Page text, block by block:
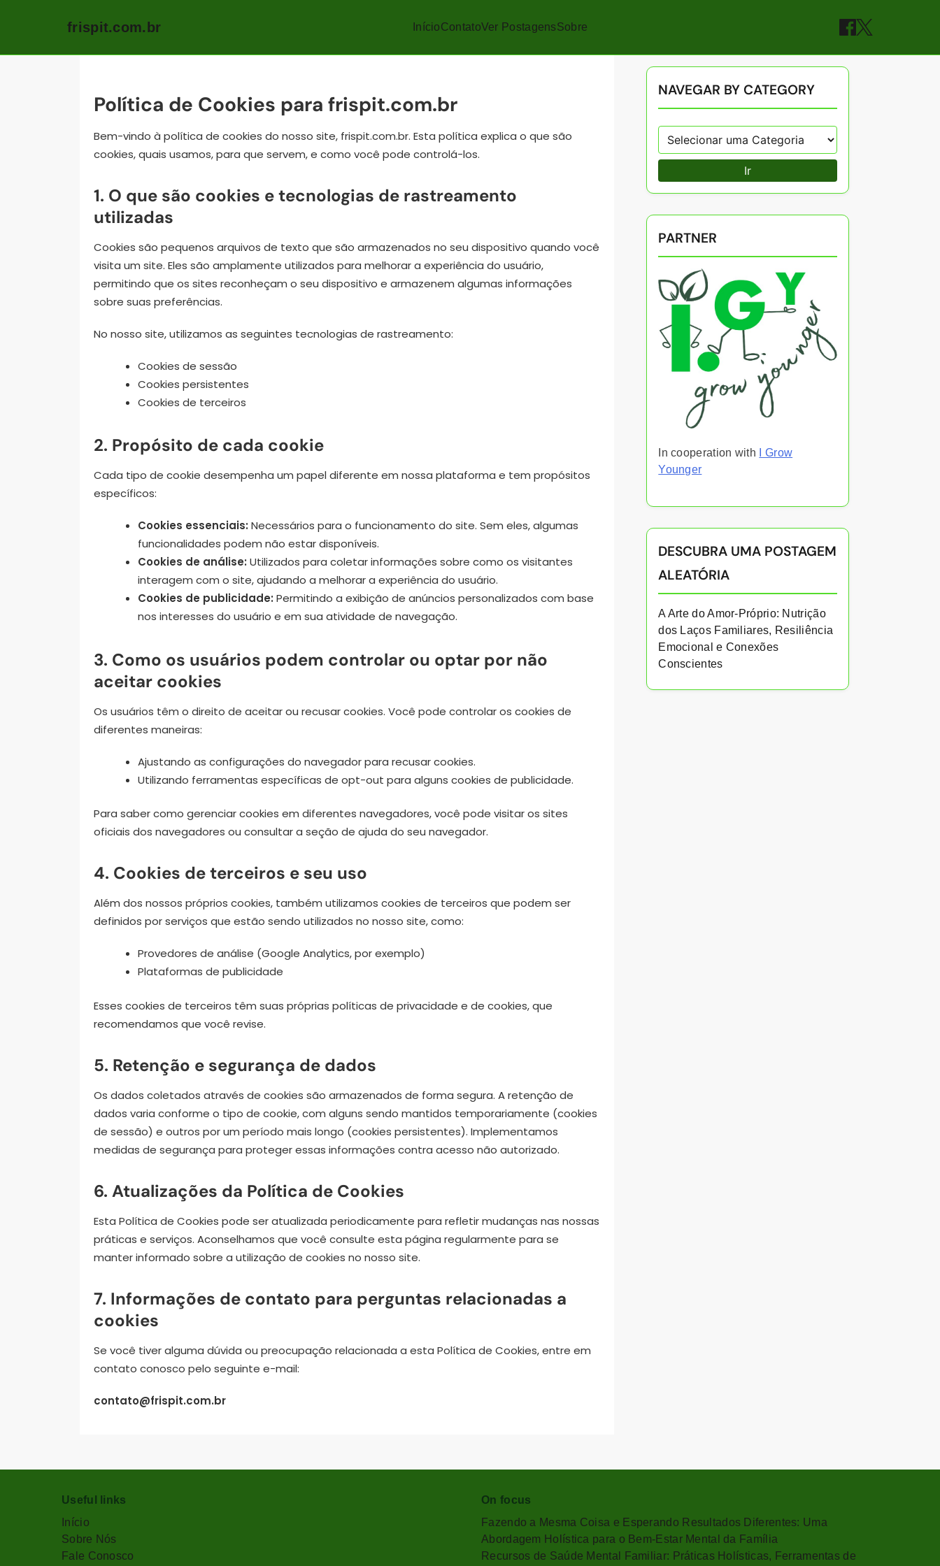
frispit.com.br InícioContatoVer PostagensSobre
Política de Cookies para frispit.com.br
Bem-vindo à política de cookies do nosso site, frispit.com.br. Esta política explica o que são
cookies, quais usamos, para que servem, e como você pode controlá-los.
1. O que são cookies e tecnologias de rastreamento
utilizadas
Cookies são pequenos arquivos de texto que são armazenados no seu dispositivo quando você
visita um site. Eles são amplamente utilizados para melhorar a experiência do usuário,
permitindo que os sites reconheçam o seu dispositivo e armazenem algumas informações
sobre suas preferências.
No nosso site, utilizamos as seguintes tecnologias de rastreamento:
Cookies de sessão
Cookies persistentes
Cookies de terceiros
2. Propósito de cada cookie
Cada tipo de cookie desempenha um papel diferente em nossa plataforma e tem propósitos
específicos:
Cookies essenciais: Necessários para o funcionamento do site. Sem eles, algumas
funcionalidades podem não estar disponíveis.
Cookies de análise: Utilizados para coletar informações sobre como os visitantes
interagem com o site, ajudando a melhorar a experiência do usuário.
Cookies de publicidade: Permitindo a exibição de anúncios personalizados com base
nos interesses do usuário e em sua atividade de navegação.
3. Como os usuários podem controlar ou optar por não
aceitar cookies
Os usuários têm o direito de aceitar ou recusar cookies. Você pode controlar os cookies de
diferentes maneiras:
Ajustando as configurações do navegador para recusar cookies.
Utilizando ferramentas específicas de opt-out para alguns cookies de publicidade.
Para saber como gerenciar cookies em diferentes navegadores, você pode visitar os sites
oficiais dos navegadores ou consultar a seção de ajuda do seu navegador.
4. Cookies de terceiros e seu uso
Além dos nossos próprios cookies, também utilizamos cookies de terceiros que podem ser
definidos por serviços que estão sendo utilizados no nosso site, como:
Provedores de análise (Google Analytics, por exemplo)
Plataformas de publicidade
Esses cookies de terceiros têm suas próprias políticas de privacidade e de cookies, que
recomendamos que você revise.
5. Retenção e segurança de dados
Os dados coletados através de cookies são armazenados de forma segura. A retenção de
dados varia conforme o tipo de cookie, com alguns sendo mantidos temporariamente (cookies
de sessão) e outros por um período mais longo (cookies persistentes). Implementamos
medidas de segurança para proteger essas informações contra acesso não autorizado.
6. Atualizações da Política de Cookies
Esta Política de Cookies pode ser atualizada periodicamente para refletir mudanças nas nossas
práticas e serviços. Aconselhamos que você consulte esta página regularmente para se
manter informado sobre a utilização de cookies no nosso site.
7. Informações de contato para perguntas relacionadas a
cookies
Se você tiver alguma dúvida ou preocupação relacionada a esta Política de Cookies, entre em
contato conosco pelo seguinte e-mail:
contato@frispit.com.br
NAVEGAR BY CATEGORY
Ir
PARTNER
In cooperation with
I Grow
Younger
DESCUBRA UMA POSTAGEM
ALEATÓRIA
A Arte do Amor-Próprio: Nutrição
dos Laços Familiares, Resiliência
Emocional e Conexões
Conscientes
Useful links
Início
Sobre Nós
Fale Conosco
On focus
Fazendo a Mesma Coisa e Esperando Resultados Diferentes: Uma
Abordagem Holística para o Bem-Estar Mental da Família
Recursos de Saúde Mental Familiar: Práticas Holísticas, Ferramentas de